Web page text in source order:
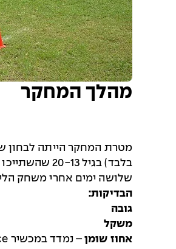
מהלך המחקר
בלבד) בגיל
שלושה ימים אחרי משחק
הבדיקות:
גובה
משקל
אחוז שומן– נמדד במכשיר bioimpedance